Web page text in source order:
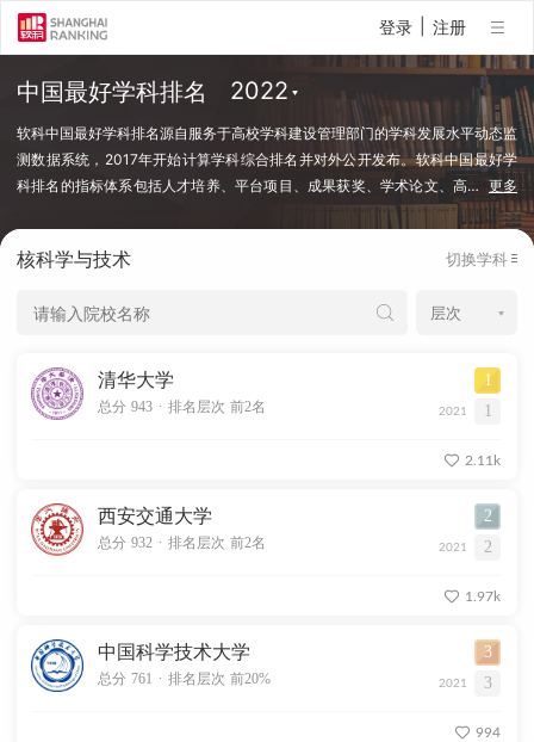
登录 注册
中国最好学科排名
…更多
软科中国最好学科排名源自服务于高校学科建设管理部门的学科发展水平动态监
测数据系统，2017年开始计算学科综合排名并对外公开发布。软科中国最好学
科排名的指标体系包括人才培养、平台项目、成果获奖、学术论文、高
端人才等指标类别，使用百余项学科建设管理中密切关注的指标变量，强调通过
好学科排名采用的学科口径是国务院学位委员会、教育部颁布的《研究生教育学
对象是在该学科设有研究生学位授权点的所有高校，发布的是在该学科排名前
业学位类别，涉及超过500所高校的上万个学科点（查看排名方法）。
核科学与技术 切换学科
清华大学 1
总分 943 . 排名层次 前2名 2021 1
2.11k
西安交通大学 2
总分 932 . 排名层次 前2名 2021 2
1.97k
中国科学技术大学 3
总分 761 . 排名层次 前20% 2021 3
994